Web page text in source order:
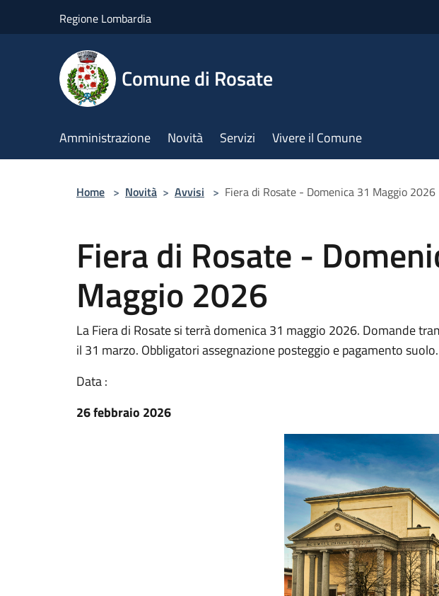
Regione Lombardia
Comune di Rosate
Amministrazione Novità Servizi Vivere il Comune
Home > Novità > Avvisi > Fiera di Rosate - Domenica 31 Maggio 2026
Fiera di Rosate -
Maggio 2026
La Fiera di Rosate si terrà domenica 31 maggio 2026. Domande
il 31 marzo. Obbligatori assegnazione posteggio e pagamento suolo.
Data :
26 febbraio 2026